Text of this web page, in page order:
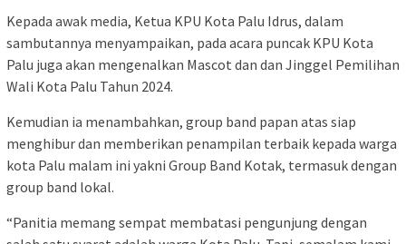
Kepada awak media, Ketua KPU Kota Palu Idrus, dalam
sambutannya menyampaikan, pada acara puncak KPU Kota
Palu juga akan mengenalkan Mascot dan dan Jinggel Pemilihan
Wali Kota Palu Tahun 2024.
Kemudian ia menambahkan, group band papan atas siap
menghibur dan memberikan penampilan terbaik kepada warga
kota Palu malam ini yakni Group Band Kotak, termasuk dengan
group band lokal.
“Panitia memang sempat membatasi pengunjung dengan